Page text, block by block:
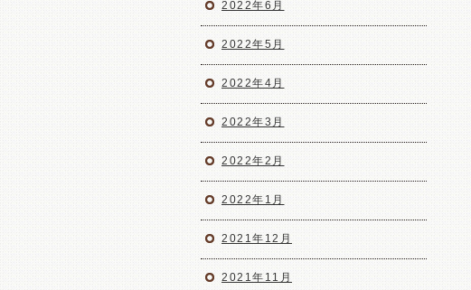
2022年6月
2022年5月
2022年4月
2022年3月
2022年2月
2022年1月
2021年12月
2021年11月